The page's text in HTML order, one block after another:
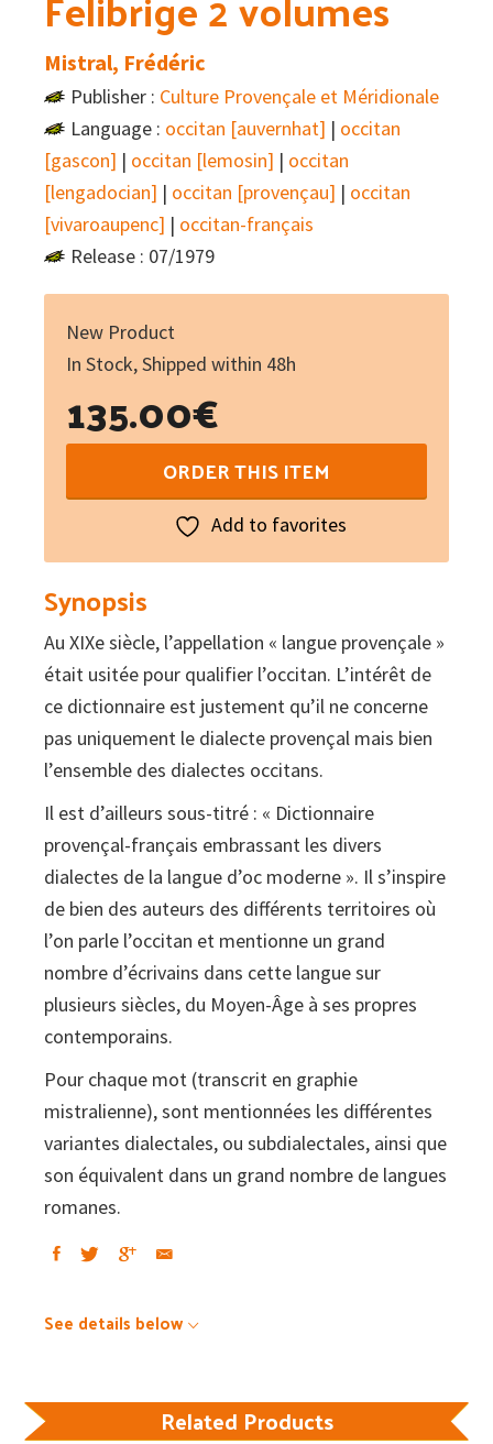
Mistral, Frédéric
Publisher : Culture Provençale et Méridionale
Language : occitan [auvernhat] | occitan
[gascon] | occitan [lemosin] | occitan
[lengadocian] | occitan [provençau] | occitan
[vivaroaupenc] | occitan-français
Release : 07/1979
New Product
In Stock, Shipped within 48h
135.00€
tresor
volumes
quantity
ORDER THIS ITEM
Add to favorites
Synopsis
Au XIXe siècle, l’appellation « langue provençale »
était usitée pour qualifier l’occitan. L’intérêt de
ce dictionnaire est justement qu’il ne concerne
pas uniquement le dialecte provençal mais bien
l’ensemble des dialectes occitans.
Il est d’ailleurs sous-titré : « Dictionnaire
provençal-français embrassant les divers
dialectes de la langue d’oc moderne ». Il s’inspire
de bien des auteurs des différents territoires où
l’on parle l’occitan et mentionne un grand
nombre d’écrivains dans cette langue sur
plusieurs siècles, du Moyen-Âge à ses propres
contemporains.
Pour chaque mot (transcrit en graphie
mistralienne), sont mentionnées les différentes
variantes dialectales, ou subdialectales, ainsi que
son équivalent dans un grand nombre de langues
romanes.
See details below
Related Products